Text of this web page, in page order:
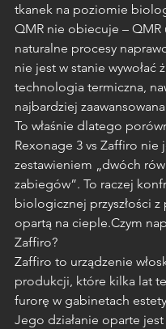
tkanek na poziomie
QMR nie obiecuje – QMR
naturalne procesy
nie jest w stanie wywołać
technologia termiczna,
najbardziej
To właśnie dlatego
Rexonage 3 vs Zaffiro nie
zestawieniem „dwóch
zabiegów”. To raczej
biologicznej przyszłości z
opartą na cieple.Czym
Zaffiro?
Zaffiro to urządzenie
produkcji, które kilka lat
furorę w gabinetach
Jego działanie oparte jest